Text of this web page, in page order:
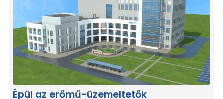
Épül az erőmű-üzemeltetők